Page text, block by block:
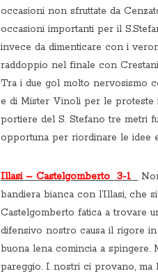
occasioni non sfruttate da
occasioni importanti per il
invece da dimenticare con i
raddoppio nel finale con
Tra i due gol molto nervosismo
e di Mister Vinoli per le proteste
portiere del S. Stefano tre metri
opportuna per riordinare le idee
Illasi – Castelgomberto 3-1
bandiera bianca con l’Illasi, che
Castelgomberto fatica a trovare
difensivo nostro causa il rigore
buona lena comincia a spingere.
pareggio. I nostri ci provano,